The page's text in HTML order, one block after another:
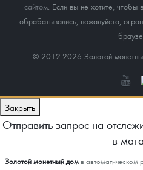
сайтом. Если вы не хотите, чтобы
обрабатывались, пожалуйста,
© 2012-2026 Золотой
Закрыть
Отправить запрос на
в
Золотой монетный домв автоматическом